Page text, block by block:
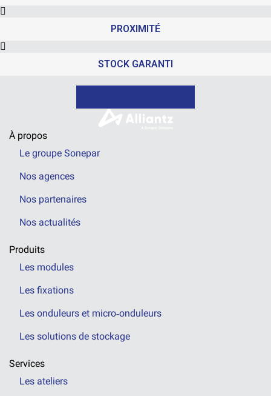
PROXIMITÉ
STOCK GARANTI
À propos
Le groupe Sonepar
Nos agences
Nos partenaires
Nos actualités
Produits
Les modules
Les fixations
Les onduleurs et micro‑onduleurs
Les solutions de stockage
Services
Les ateliers